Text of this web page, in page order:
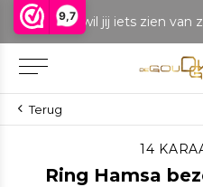
9,7
Terug
14
Ring Hamsa